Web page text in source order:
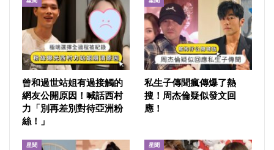
曾和過世站姐有過接觸的
網友公開原因！喊話西村
力「別再差別對待亞洲粉
絲！」
私生子傳聞瘋傳爆了熱
搜！周杰倫疑似發文回
應！
星聞 星聞